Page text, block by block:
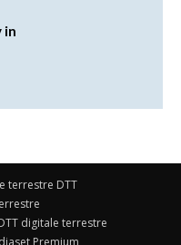
in
terrestre DTT
digitale terrestre
Premium